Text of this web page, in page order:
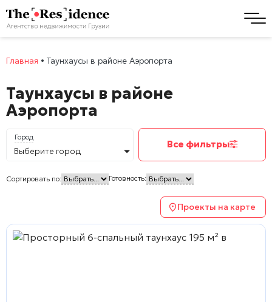
Главная • Таунхаусы в районе Аэропорта
Таунхаусы в районе
Аэропорта
Город
Выберите город
Все фильтры
Сортировать по: Готовность:
Проекты на карте